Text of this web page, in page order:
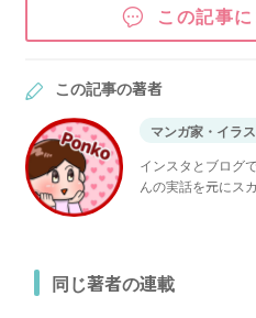
この記事
この記事の著者
マンガ家・イラ
インスタとブログ
んの実話を元にス
同じ著者の連載